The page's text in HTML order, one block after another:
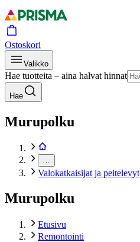
Ostoskori
Valikko
Hae tuotteita – aina halvat hinnat
Hae
Murupolku
Valokatkaisijat ja peitelevyt
Murupolku
Etusivu
Remontointi